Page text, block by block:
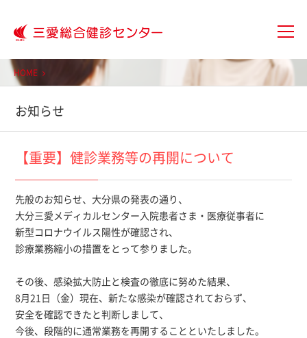
大分三愛メディカルセンター三愛
HOME
お知らせ
【重要】健診業務等の再開について
先般のお知らせ、大分県の発表の通り、
大分三愛メディカルセンター入院患者さま・医療従事者に
新型コロナウイルス陽性が確認され、
診療業務縮小の措置をとって参りました。
その後、感染拡大防止と検査の徹底に努めた結果、
8月21日（金）現在、新たな感染が確認されておらず、
安全を確認できたと判断しまして、
今後、段階的に通常業務を再開することといたしました。